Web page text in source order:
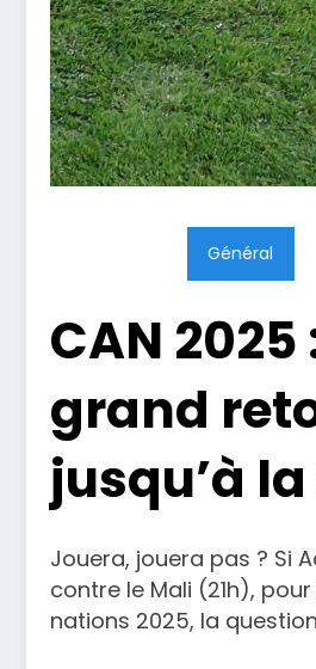
Général
CAN
grand
jusqu’à
Jouera, jouera pas ? Si
contre le Mali (21h),
nations 2025, la